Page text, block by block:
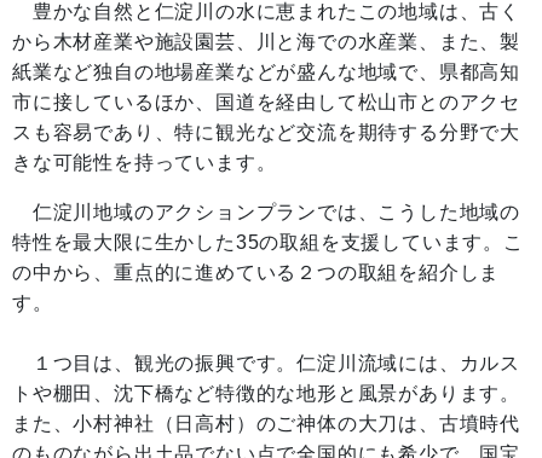
豊かな自然と仁淀川の水に恵まれたこの地域は、古く
から木材産業や施設園芸、川と海での水産業、また、製
紙業など独自の地場産業などが盛んな地域で、県都高知
市に接しているほか、国道を経由して松山市とのアクセ
スも容易であり、特に観光など交流を期待する分野で大
きな可能性を持っています。
仁淀川地域のアクションプランでは、こうした地域の
特性を最大限に生かした35の取組を支援しています。こ
の中から、重点的に進めている２つの取組を紹介しま
す。
１つ目は、観光の振興です。仁淀川流域には、カルス
トや棚田、沈下橋など特徴的な地形と風景があります。
また、小村神社（日高村）のご神体の大刀は、古墳時代
のものながら出土品でない点で全国的にも希少で、国宝